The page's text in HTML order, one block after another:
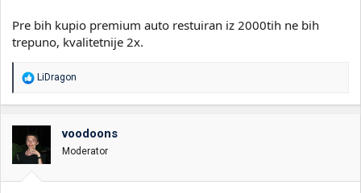
Pre bih kupio premium auto restuiran iz 2000tih ne bih
trepuno, kvalitetnije 2x.
R
o
v
a
n
LiDragon
voodoons
Moderator